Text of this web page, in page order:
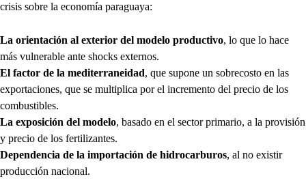
crisis sobre la economía paraguaya:
La orientación al exterior del modelo productivo, lo que lo hace
más vulnerable ante shocks externos.
El factor de la mediterraneidad, que supone un sobrecosto en las
exportaciones, que se multiplica por el incremento del precio de los
combustibles.
La exposición del modelo, basado en el sector primario, a la provisión
y precio de los fertilizantes.
Dependencia de la importación de hidrocarburos, al no existir
producción nacional.